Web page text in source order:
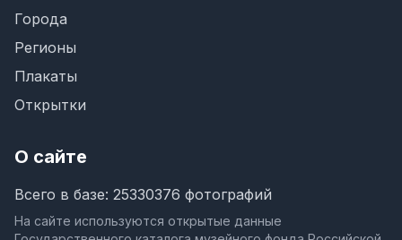
Города
Регионы
Плакаты
Открытки
О сайте
Всего в базе: 25330376 фотографий
На сайте используются открытые данные